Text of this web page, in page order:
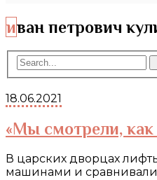
иван петрович
18.06.2021
«Мы смотрели, как
В царских дворцах
машинами и сравнивали